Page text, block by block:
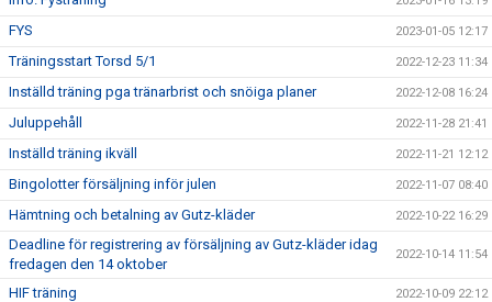
FYS 2023-01-05 12:17
Träningsstart Torsd 5/1 2022-12-23 11:34
Inställd träning pga tränarbrist och snöiga planer 2022-12-08 16:24
Juluppehåll 2022-11-28 21:41
Inställd träning ikväll 2022-11-21 12:12
Bingolotter försäljning inför julen 2022-11-07 08:40
Hämtning och betalning av Gutz-kläder 2022-10-22 16:29
Deadline för registrering av försäljning av Gutz-kläder idag
fredagen den 14 oktober
2022-10-14 11:54
HIF träning 2022-10-09 22:12